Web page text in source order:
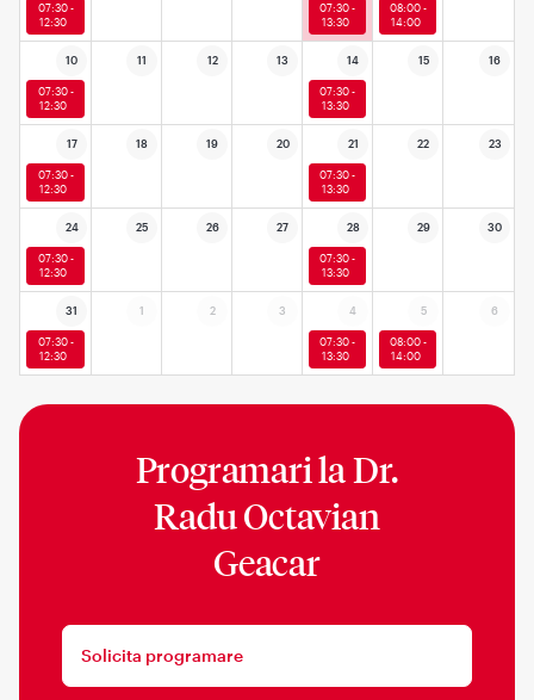
07:30 -
12:30
07:30 -
13:30
08:00 -
14:00
10 11 12 13 14 15 16
07:30 -
12:30
07:30 -
13:30
17 18 19 20 21 22 23
07:30 -
12:30
07:30 -
13:30
24 25 26 27 28 29 30
07:30 -
12:30
07:30 -
13:30
31 1 2 3 4 5 6
07:30 -
12:30
07:30 -
13:30
08:00 -
14:00
Programari laDr.
Radu Octavian
Geacar
Solicita programare